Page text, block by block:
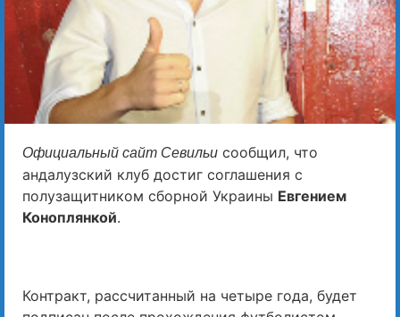
Официальный сайт Севильи сообщил, что
андалузский клуб достиг соглашения с
полузащитником сборной Украины Евгением
Коноплянкой.
Контракт, рассчитанный на четыре года, будет